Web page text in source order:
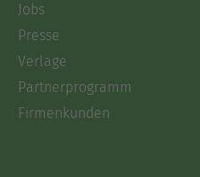
Jobs
Presse
Verlage
Partnerprogramm
Firmenkunden